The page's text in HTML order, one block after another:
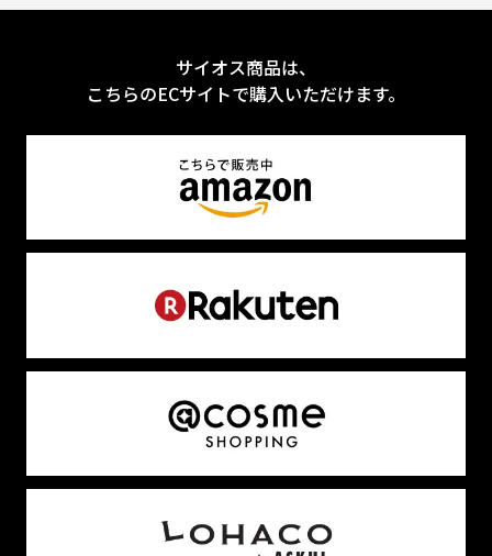
サイオス商品は、
こちらのECサイトで購⼊いただけます。